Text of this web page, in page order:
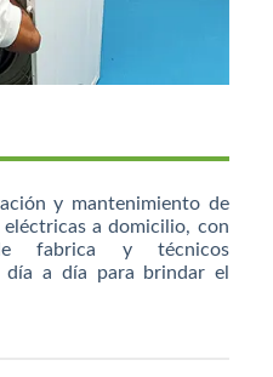
y mantenimiento de
a domicilio, con
fabrica y técnicos
día a día para brindar el